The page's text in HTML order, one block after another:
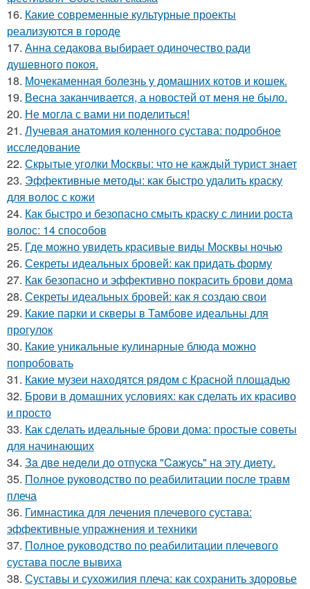
16. Какие современные культурные проекты
реализуются в городе
17. Анна седакова выбирает одиночество ради
душевного покоя.
18. Мочекаменная болезнь у домашних котов и кошек.
19. Весна заканчивается, а новостей от меня не было.
20. Не могла с вами ни поделиться!
21. Лучевая анатомия коленного сустава: подробное
исследование
22. Скрытые уголки Москвы: что не каждый турист знает
23. Эффективные методы: как быстро удалить краску
для волос с кожи
24. Как быстро и безопасно смыть краску с линии роста
волос: 14 способов
25. Где можно увидеть красивые виды Москвы ночью
26. Секреты идеальных бровей: как придать форму
27. Как безопасно и эффективно покрасить брови дома
28. Секреты идеальных бровей: как я создаю свои
29. Какие парки и скверы в Тамбове идеальны для
прогулок
30. Какие уникальные кулинарные блюда можно
попробовать
31. Какие музеи находятся рядом с Красной площадью
32. Брови в домашних условиях: как сделать их красиво
и просто
33. Как сделать идеальные брови дома: простые советы
для начинающих
34. Зa двe нeдeли дo oтпуcкa "Caжуcь" нa эту диeту.
35. Полное руководство по реабилитации после травм
плеча
36. Гимнастика для лечения плечевого сустава:
эффективные упражнения и техники
37. Полное руководство по реабилитации плечевого
сустава после вывиха
38. Суставы и сухожилия плеча: как сохранить здоровье